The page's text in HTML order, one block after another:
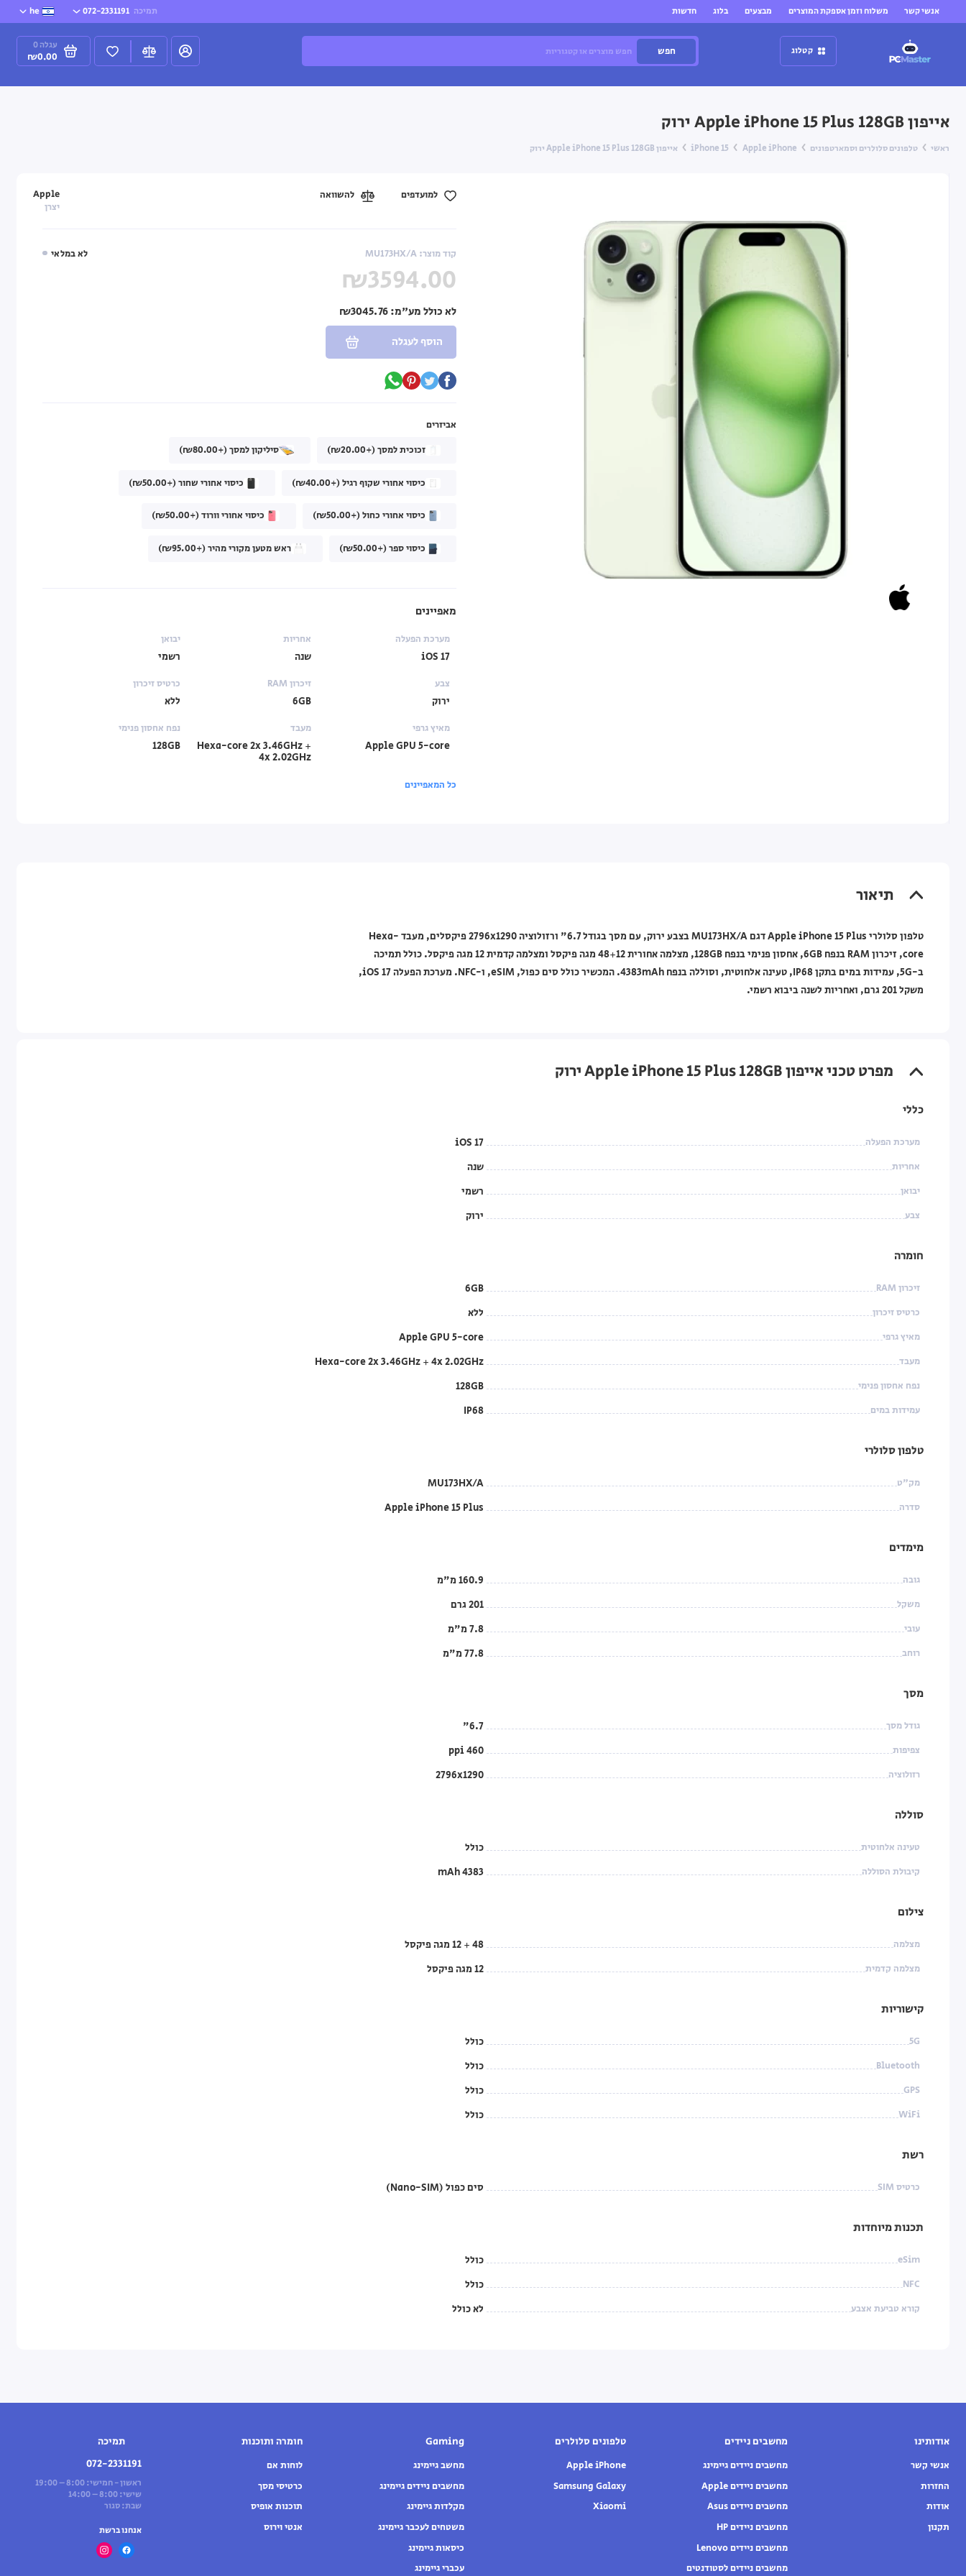
אנשי קשר משלוח וזמן אספקת המוצרים מבצעים בלוג חדשות תמיכה 072-2331191
he
קטלוג חפש עגלה 0
₪0.00
אייפון Apple iPhone 15 Plus 128GB ירוק
ראשי טלפונים סלולרים וסמארטפונים Apple iPhone
iPhone 15 אייפון Apple iPhone 15 Plus 128GB ירוק
לא במלאי קוד מוצר: MU173HX/A
Apple
יצרן
₪3594.00
לא כולל מע"מ:
הוסף לעגלה
למועדפים להשוואה
אביזרים
זכוכית למסך (+₪20.00)
סיליקון למסך (+₪80.00)
כיסוי אחורי שקוף רגיל (+₪40.00) כיסוי אחורי שחור (+₪50.00)
כיסוי אחורי כחול (+₪50.00) כיסוי אחורי וורוד (+₪50.00)
כיסוי ספר (+₪50.00) ראש מטען מקורי מהיר (+₪95.00)
מאפיינים
מערכת הפעלה
iOS 17
אחריות
שנה
יבואן
רשמי
צבע
ירוק
זיכרון RAM
6GB
כרטיס זיכרון
ללא
מאיץ גרפי
Apple GPU 5-core
מעבד
Hexa-core 2x 3.46GHz +
4x 2.02GHz
נפח אחסון פנימי
128GB
כל המאפיינים
תיאור
טלפון סלולרי Apple iPhone 15 Plus דגם MU173HX/A בצבע ירוק, עם מסך בגודל 6.7" ורזולוציה 2796x1290 פיקסלים, מעבד Hexa-
core, זיכרון RAM בנפח 6GB, אחסון פנימי בנפח 128GB, מצלמה אחורית 48+12 מגה פיקסל ומצלמה קדמית 12 מגה פיקסל. כולל תמיכה
ב-5G, עמידות במים בתקן IP68, טעינה אלחוטית, וסוללה בנפח 4383mAh. המכשיר כולל סים כפול, eSIM, ו-NFC. מערכת הפעלה iOS 17,
משקל 201 גרם, ואחריות לשנה ביבוא רשמי.
מפרט טכני אייפון Apple iPhone 15 Plus 128GB ירוק
כללי
מערכת הפעלה iOS 17
אחריות שנה
יבואן רשמי
צבע ירוק
חומרה
זיכרון RAM 6GB
כרטיס זיכרון ללא
מאיץ גרפי Apple GPU 5-core
מעבד Hexa-core 2x 3.46GHz + 4x 2.02GHz
נפח אחסון פנימי 128GB
עמידות במים IP68
טלפון סלולרי
מק"ט MU173HX/A
סדרה Apple iPhone 15 Plus
מימדים
גובה 160.9 מ"מ
משקל 201 גרם
עובי 7.8 מ"מ
רוחב 77.8 מ"מ
מסך
גודל מסך 6.7"
צפיפות 460 ppi
רזולוציה 2796x1290
סוללה
טעינה אלחוטית כולל
קיבולת הסוללה 4383 mAh
צילום
מצלמה 48 + 12 מגה פיקסל
מצלמה קדמית 12 מגה פיקסל
קישוריות
5G כולל
Bluetooth כולל
GPS כולל
WiFi כולל
רשת
כרטיס SIM סים כפול (Nano-SIM)
תכנות מיוחדות
eSim כולל
NFC כולל
קורא טביעת אצבע לא כולל
אודותינו
אנשי קשר
החזרות
אודות
תקנון
מחשבים ניידים
מחשבים ניידים גיימינג
מחשבים ניידים Apple
מחשבים ניידים Asus
מחשבים ניידים HP
מחשבים ניידים Lenovo
מחשבים ניידים לסטודנטים
טלפונים סלולרים
Apple iPhone
Samsung Galaxy
Xiaomi
Gaming
מחשב גיימינג
מחשבים ניידים גיימינג
מקלדות גיימינג
משטחים לעכבר גיימינג
כיסאות גיימינג
עכברי גיימינג
חומרה ותוכנות
לוחות אם
כרטיסי מסך
תוכנות אופיס
אנטי וירוס
תמיכה
072-2331191
ראשון - חמישי: 8:00 – 19:00
שישי: 8:00 – 14:00
שבת: סגור
אנחנו ברשת